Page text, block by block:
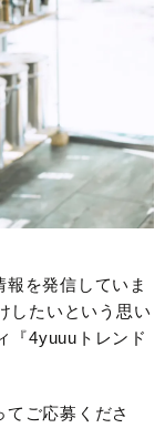
を発信していま
したいという思い
『4yuuuトレンド
ご応募くださ